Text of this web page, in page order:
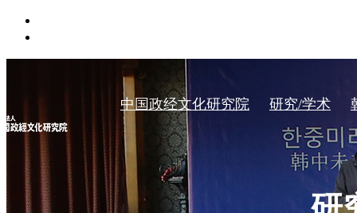
中国政经文化研究院 研究/学术